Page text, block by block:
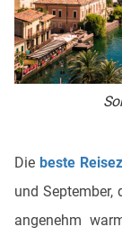
Diebeste
und
angenehm